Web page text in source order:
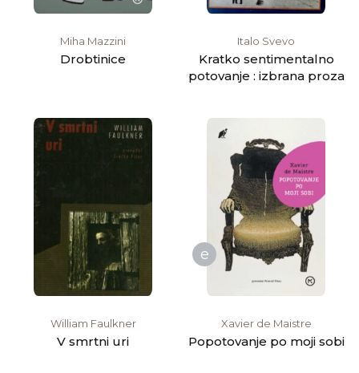
Miha Mazzini
Drobtinice
Italo Svevo
Kratko sentimentalno
potovanje : izbrana proza
William Faulkner
V smrtni uri
e
Xavier de Maistre
Popotovanje po moji sobi